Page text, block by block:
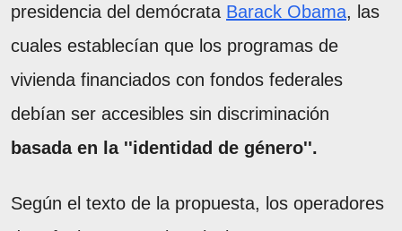
presidencia del demócrata Barack Obama, las
cuales establecían que los programas de
vivienda financiados con fondos federales
debían ser accesibles sin discriminación
basada en la ''identidad de género''.
Según el texto de la propuesta, los operadores